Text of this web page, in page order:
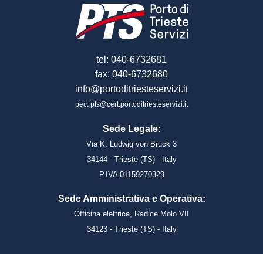
tel: 040-6732681
fax: 040-6732680
info@portoditriesteservizi.it
pec: pts@cert.portoditriesteservizi.it
Sede Legale:
Via K. Ludwig von Bruck 3
34144 - Trieste (TS) - Italy
P.IVA 01159270329
Sede Amministrativa e Operativa:
Officina elettrica, Radice Molo VII
34123 - Trieste (TS) - Italy